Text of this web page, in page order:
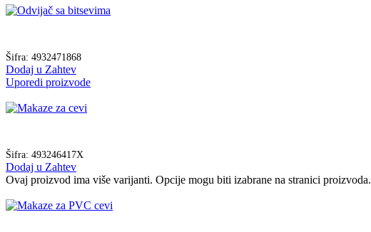
Šifra: 4932471868
Dodaj u Zahtev
Uporedi proizvode
Šifra: 493246417X
Dodaj u Zahtev
Ovaj proizvod ima više varijanti. Opcije mogu biti izabrane na stranici proizvoda.